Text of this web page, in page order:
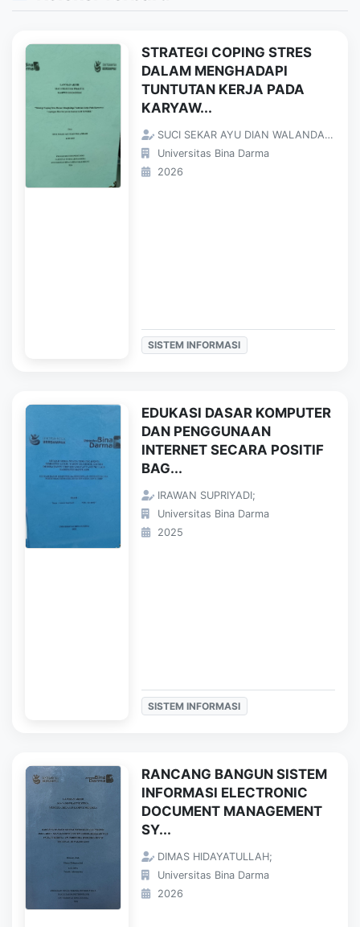
STRATEGI COPING STRES
DALAM MENGHADAPI
TUNTUTAN KERJA PADA
KARYAW...
SUCI SEKAR AYU DIAN WALANDARI;
Universitas Bina Darma
2026
SISTEM INFORMASI
EDUKASI DASAR KOMPUTER
DAN PENGGUNAAN
INTERNET SECARA POSITIF
BAG...
IRAWAN SUPRIYADI;
Universitas Bina Darma
2025
SISTEM INFORMASI
RANCANG BANGUN SISTEM
INFORMASI ELECTRONIC
DOCUMENT MANAGEMENT
SY...
DIMAS HIDAYATULLAH;
Universitas Bina Darma
2026